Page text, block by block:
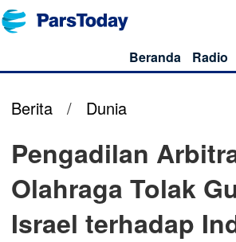
Beranda Radio
Berita / Dunia
Pengadilan
Olahraga Tolak
Israel terhadap